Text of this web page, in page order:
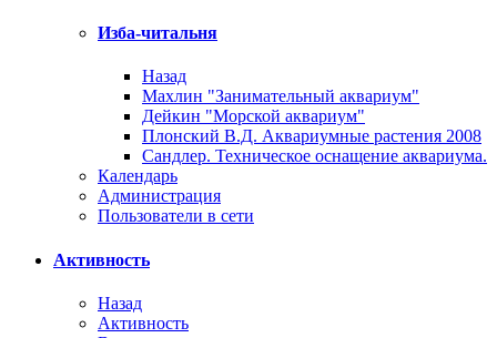
Изба-читальня
Назад
Махлин "Занимательный аквариум"
Дейкин "Морской аквариум"
Плонский В.Д. Аквариумные растения 2008
Сандлер. Техническое оснащение аквариума.
Календарь
Администрация
Пользователи в сети
Активность
Назад
Активность